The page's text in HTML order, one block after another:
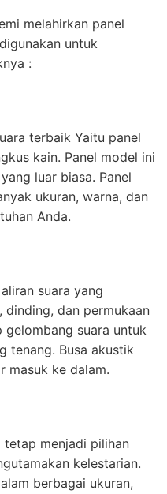
melahirkan panel
untuk
:
terbaik Yaitu panel
kain. Panel model ini
luar biasa. Panel
ukuran, warna, dan
Anda.
suara yang
dan permukaan
gelombang suara untuk
tenang. Busa akustik
masuk ke dalam.
tetap menjadi pilihan
kelestarian.
berbagai ukuran,